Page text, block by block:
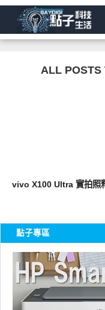
ALL POSTS
vivo X100 Ultra 實拍照
點子專區